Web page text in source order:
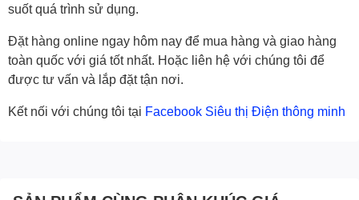
suốt quá trình sử dụng.
Đặt hàng online ngay hôm nay để mua hàng và giao hàng
toàn quốc với giá tốt nhất. Hoặc liên hệ với chúng tôi để
được tư vấn và lắp đặt tận nơi.
Kết nối với chúng tôi tại Facebook Siêu thị Điện thông minh